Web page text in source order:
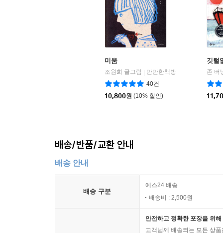
미움
조원희 글그림
만만한책방
40건
10,800원 (10% 할인)
깃털
존 버
배송/반품/교환 안내
배송 안내
배송 구분
예스24 배송
배송비 : 2,500원
안전하고 정확한 포장을 위
고객님께 배송되는 모든 상